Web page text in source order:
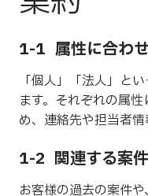
1-1 属性に合わ
「個人」「法人」と
ます。それぞれの属
め、連絡先や担当者情
1-2 関連する案
お客様の過去の案件